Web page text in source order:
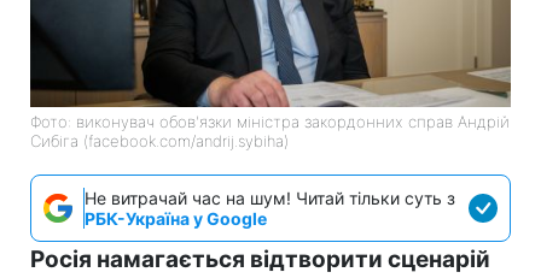
Фото: виконувач обов'язки міністра закордонних справ Андрій
Сибіга (facebook.com/andrij.sybiha)
Не витрачай час на шум! Читай тільки суть з
РБК-Україна у Google
Росія намагається відтворити сценарій